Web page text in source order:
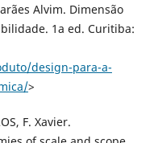
Alvim. Dimensão
1a ed. Curitiba:
design-para-a-
>
F. Xavier.